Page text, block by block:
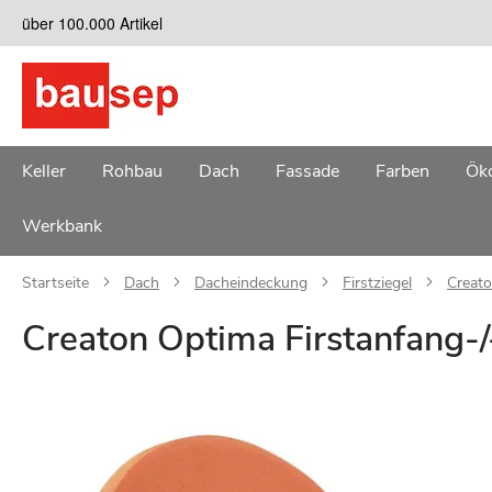
Zum
Inhalt
springen
über 100.000 Artikel
Keller Rohbau Dach Fassade Farben
Werkbank
Startseite Dach Dacheindeckung Firstziegel
Creaton Optima